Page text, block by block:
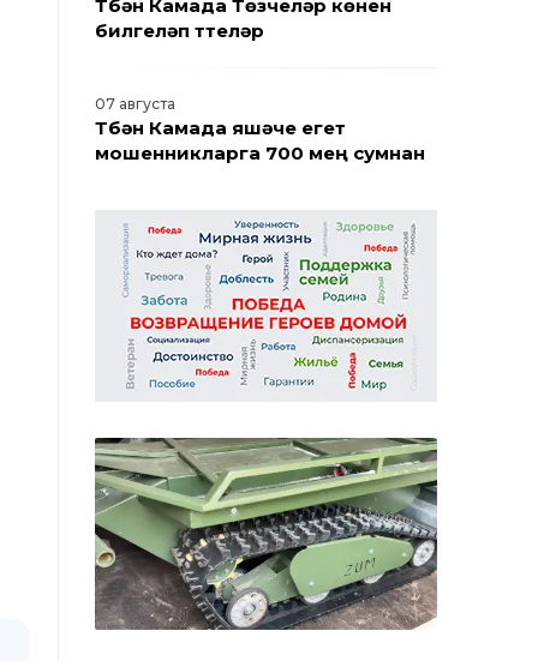
Түбән Камада Төзүчеләр көнен
билгеләп үттеләр
07 августа
Түбән Камада яшәүче егет
мошенникларга 700 мең сумнан
07 августа
2027 елга кадәр яңарту: Түбән
Камада Нефтехимиклар паркын
реконструкцияләү башланды
06 августа
ремонтның беренче этабы тәмам